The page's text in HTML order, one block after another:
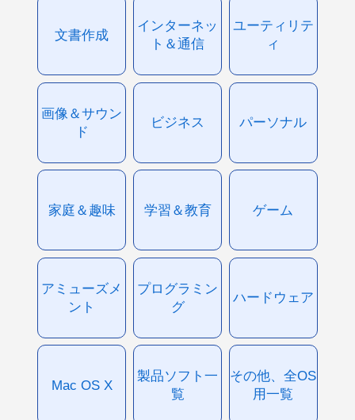
文書作成
インターネッ
ト＆通信
ユーティリテ
ィ
画像＆サウン
ド
ビジネス パーソナル
家庭＆趣味 学習＆教育 ゲーム
アミューズメ
ント
プログラミン
グ
ハードウェア
Mac OS X
製品ソフト一
覧
その他、全OS
用一覧